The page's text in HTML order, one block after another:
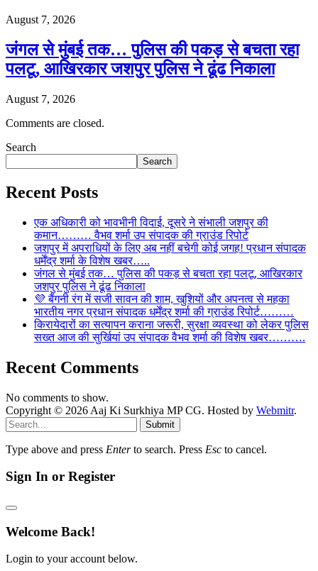
August 7, 2026
जंगल से मुंबई तक… पुलिस की पकड़ से बचता रहा
पलटू, आखिरकार जशपुर पुलिस ने ढूंढ निकाला
August 7, 2026
Comments are closed.
Search
Search
Recent Posts
एक अधिकारी को भावभीनी विदाई, दूसरे ने संभाली जशपुर की
कमान……… वैभव शर्मा उप संपादक की ग्राउंड रिपोर्ट
जशपुर में अपराधियों के लिए अब नहीं बचेगी कोई जगह! प्रधान संपादक
धर्मेंद्र शर्मा के विशेष खबर…..
जंगल से मुंबई तक… पुलिस की पकड़ से बचता रहा पलटू, आखिरकार
जशपुर पुलिस ने ढूंढ निकाला
💜 बैंगनी रंग में सजी सावन की शाम, खुशियों और अपनत्व से महका
भारतीय नगर प्रधान संपादक धर्मेंद्र शर्मा की ग्राउंड रिपोर्ट………
किरायेदारों का सत्यापन कराना जरूरी, सुरक्षा व्यवस्था को लेकर पुलिस
सख्त आज की सुर्खियां उप संपादक वैभव शर्मा की विशेष खबर……….
Recent Comments
No comments to show.
Copyright © 2026 Aaj Ki Surkhiya MP CG. Hosted by Webmitr.
Submit
Type above and press Enterto search. Press Esc to cancel.
Sign In or Register
Welcome Back!
Login to your account below.